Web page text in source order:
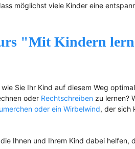
möglichst viele Kinder eine
"Mit Kindern
Sie Ihr Kind auf diesem Weg
oder Rechtschreiben zu lernen?
oder ein Wirbelwind, der sich
Ihnen und Ihrem Kind dabei helfen,